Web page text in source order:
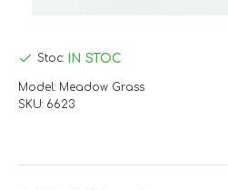
Stoc: IN STOC
Model: Meadow Grass
SKU: 6623